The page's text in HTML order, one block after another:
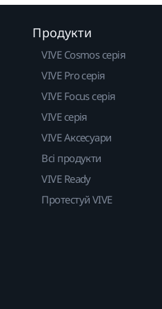
Продукти
VIVE Cosmos серія
VIVE Pro серія
VIVE Focus серія
VIVE серія
VIVE Аксесуари
Всі продукти
VIVE Ready
Протестуй VIVE